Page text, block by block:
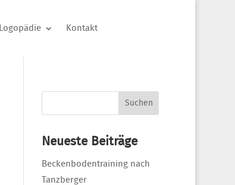
Logopädie Kontakt
nach:
Neueste Beiträge
Beckenbodentraining nach
Tanzberger